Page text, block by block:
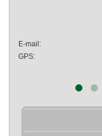
E-mail:
GPS: